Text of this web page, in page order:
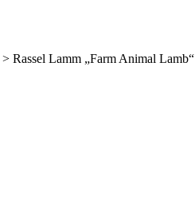
> Rassel Lamm „Farm Animal Lamb“